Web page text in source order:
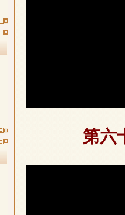
第六